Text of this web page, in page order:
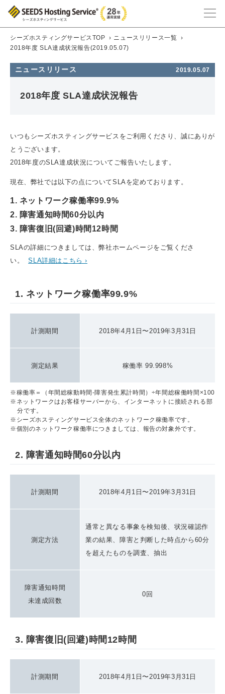
シーズホスティングサービスTOP › ニュースリリース一覧 ›
2018年度 SLA達成状況報告(2019.05.07)
ニュースリリース 2019.05.07
2018年度 SLA達成状況報告
いつもシーズホスティングサービスをご利用くださり、誠にありが
とうございます。
2018年度のSLA達成状況についてご報告いたします。
現在、弊社では以下の点についてSLAを定めております。
1. ネットワーク稼働率99.9%
2. 障害通知時間60分以内
3. 障害復旧(回避)時間12時間
SLAの詳細につきましては、弊社ホームページをご覧くださ
い。SLA詳細はこちら ›
1. ネットワーク稼働率99.9%
計測期間 2018年4月1日〜2019年3月31日
測定結果 稼働率 99.998%
※稼働率＝（年間総稼動時間-障害発生累計時間）÷年間総稼働時間×100
※ネットワークはお客様サーバーから、インターネットに接続される部
分です。
※シーズホスティングサービス全体のネットワーク稼働率です。
※個別のネットワーク稼働率につきましては、報告の対象外です。
2. 障害通知時間60分以内
計測期間 2018年4月1日〜2019年3月31日
測定方法
通常と異なる事象を検知後、状況確認作
業の結果、障害と判断した時点から60分
を超えたものを調査、抽出
障害通知時間
未達成回数
0回
3. 障害復旧(回避)時間12時間
計測期間 2018年4月1日〜2019年3月31日